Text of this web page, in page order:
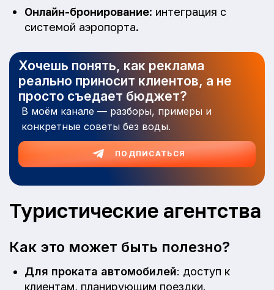
Онлайн-бронирование: интеграция с
системой аэропорта.
Хочешь понять, как реклама
реально приносит клиентов, а не
просто съедает бюджет?
В моём канале — разборы, примеры и
конкретные советы без воды.
ПОДПИСАТЬСЯ
Туристические агентства
Как это может быть полезно?
Для проката автомобилей: доступ к
клиентам, планирующим поездки.